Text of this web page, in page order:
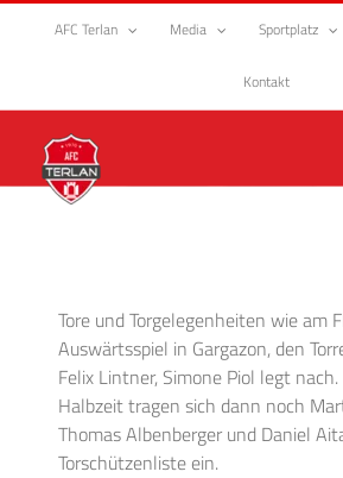
Zum
AFC Terlan Media Sportplatz
Kontakt
Tore und Torgelegenheiten wie am
Auswärtsspiel in Gargazon, den
Felix Lintner, Simone Piol legt
Halbzeit tragen sich dann noch
Thomas Albenberger und Daniel
Torschützenliste ein.